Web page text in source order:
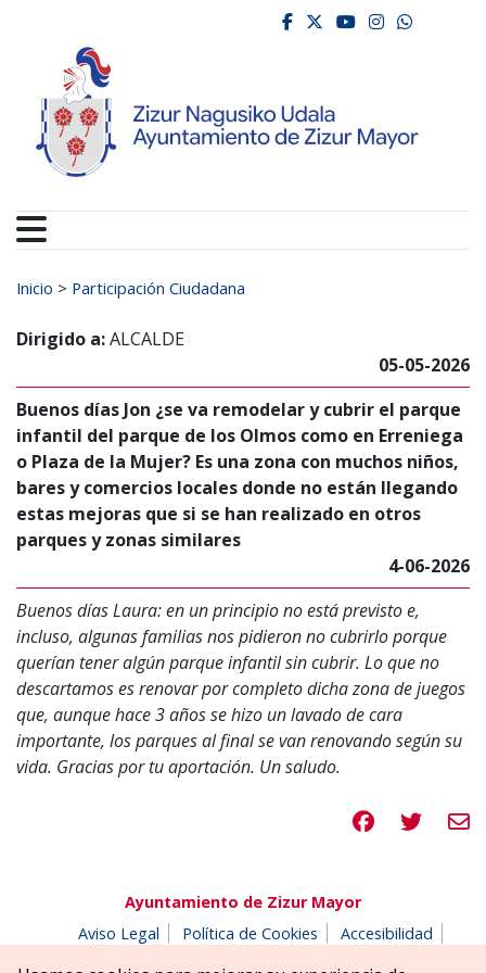
Ayuntamiento de
facebook
twitter
youtube
Buscar:
Inicio > Participación Ciudadana
Dirigido a:ALCALDE
05-05-2026
Buenos días Jon ¿se va remodelar y cubrir el parque
infantil del parque de los Olmos como en Erreniega
o Plaza de la Mujer? Es una zona con muchos niños,
bares y comercios locales donde no están llegando
estas mejoras que si se han realizado en otros
parques y zonas similares
4-06-2026
Buenos días Laura: en un principio no está previsto e,
incluso, algunas familias nos pidieron no cubrirlo porque
querían tener algún parque infantil sin cubrir. Lo que no
descartamos es renovar por completo dicha zona de juegos
que, aunque hace 3 años se hizo un lavado de cara
importante, los parques al final se van renovando según su
vida. Gracias por tu aportación. Un saludo.
Compartir en
Ayuntamiento de Zizur Mayor
Aviso Legal
Política de Cookies
Accesibilidad